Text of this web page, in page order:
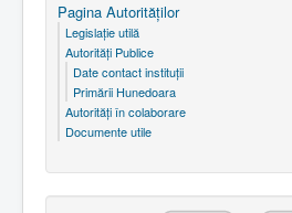
Pagina Autorităţilor
Legislaţie utilă
Autorităţi Publice
Date contact instituţii
Primării Hunedoara
Autorităţi în colaborare
Documente utile